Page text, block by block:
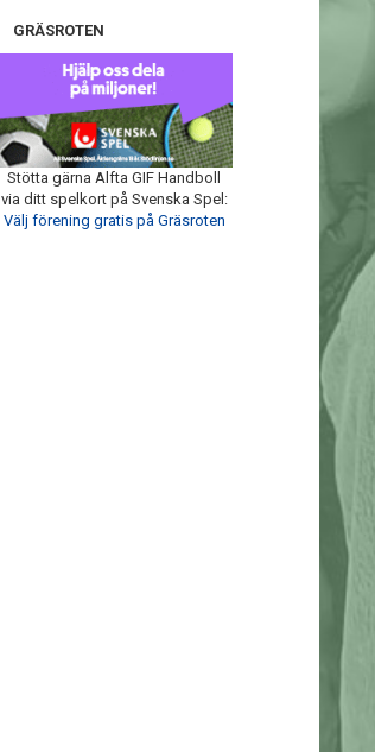
GRÄSROTEN
Stötta gärna Alfta GIF Handboll
via ditt spelkort på Svenska Spel:
Välj förening gratis på Gräsroten